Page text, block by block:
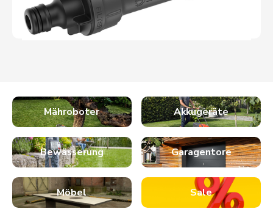
Mähroboter Akkugeräte
Bewässerung Garagentore
Möbel Sale